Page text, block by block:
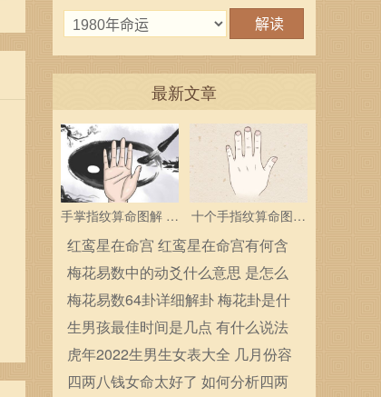
最新文章
手掌指纹算命图解 三
个斗多为中层领导
十个手指纹算命图解
分析指纹算命是什么
红鸾星在命宫 红鸾星在命宫有何含
义
梅花易数中的动爻什么意思 是怎么
确定的
梅花易数64卦详细解卦 梅花卦是什
么
生男孩最佳时间是几点 有什么说法
虎年2022生男生女表大全 几月份容
易生男宝宝
四两八钱女命太好了 如何分析四两